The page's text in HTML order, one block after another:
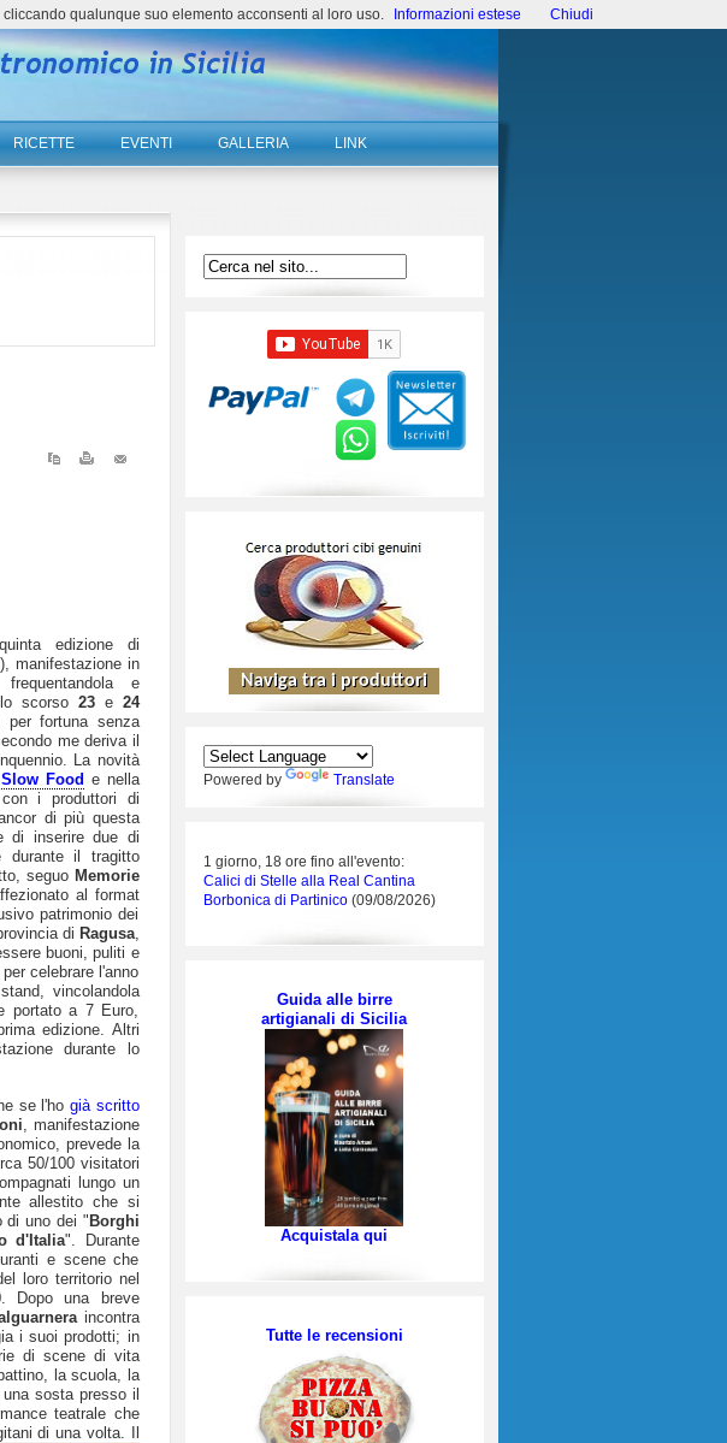
RICETTE EVENTI GALLERIA LINK
edizione di
manifestazione in
e
scorso 23e24
fortuna senza
me deriva il
La novità
Food e nella
i produttori di
di più questa
di inserire due di
durante il tragitto
seguo Memorie
al format
patrimonio dei
di Ragusa,
buoni, puliti e
celebrare l'anno
vincolandola
portato a 7 Euro,
edizione. Altri
durante lo
se l'ho già scritto
, manifestazione
prevede la
50/100 visitatori
lungo un
allestito che si
di uno dei "Borghi
d'Italia". Durante
e scene che
loro territorio nel
Dopo una breve
incontra
i suoi prodotti; in
di scene di vita
la scuola, la
sosta presso il
teatrale che
di una volta.
Powered by Translate
1 giorno, 18 ore fino all'evento:
Calici di Stelle alla Real Cantina
Borbonica di Partinico (09/08/2026)
Guida alle birre
artigianali di Sicilia
Acquistala qui
Tutte le recensioni
qualunque suo elemento acconsenti al loro uso. Informazioni estese Chiudi